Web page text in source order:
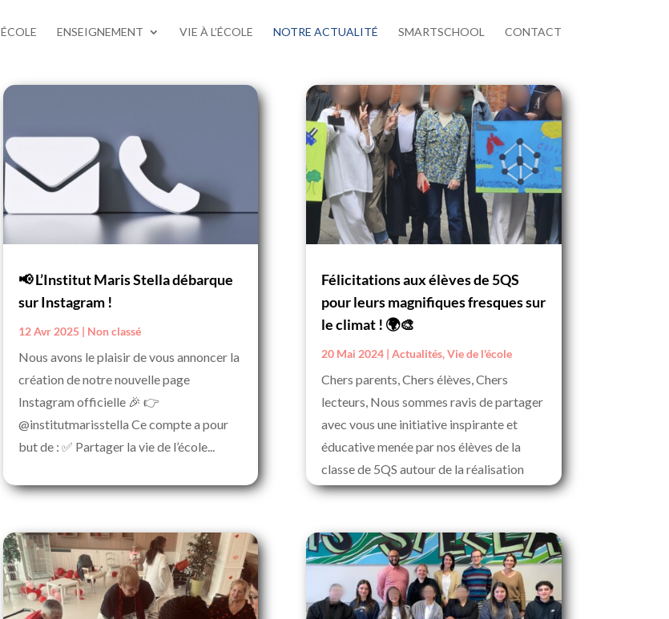
ÉCOLE ENSEIGNEMENT VIE À L’ÉCOLE NOTRE ACTUALITÉ SMARTSCHOOL CONTACT
📢 L’Institut Maris Stella débarque
sur Instagram !
12 Avr 2025| Non classé
Nous avons le plaisir de vous annoncer la
création de notre nouvelle page
Instagram officielle 🎉 👉
@institutmarisstella Ce compte a pour
but de : ✅ Partager la vie de l’école...
Félicitations aux élèves de 5QS
pour leurs magnifiques fresques sur
le climat ! 🌍🎨
20 Mai 2024| Actualités,Vie de l'école
Chers parents, Chers élèves, Chers
lecteurs, Nous sommes ravis de partager
avec vous une initiative inspirante et
éducative menée par nos élèves de la
classe de 5QS autour de la réalisation
de...